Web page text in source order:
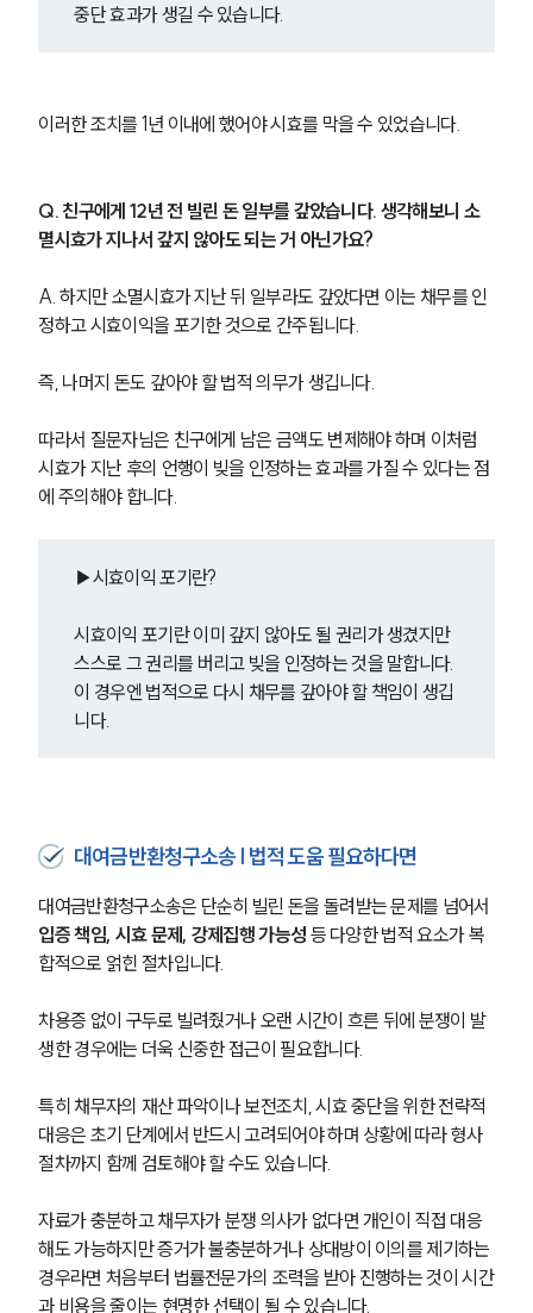
중단 효과가 생길 수 있습니다.
이러한 조치를 1년 이내에 했어야 시효를 막을 수 있었습니다.
Q. 친구에게 12년 전 빌린 돈 일부를 갚았습니다. 생각해보니 소
멸시효가 지나서 갚지 않아도 되는 거 아닌가요?
A. 하지만 소멸시효가 지난 뒤 일부라도 갚았다면 이는 채무를 인
정하고 시효이익을 포기한 것으로 간주됩니다.
즉, 나머지 돈도 갚아야 할 법적 의무가 생깁니다.
따라서 질문자님은 친구에게 남은 금액도 변제해야 하며 이처럼
시효가 지난 후의 언행이 빚을 인정하는 효과를 가질 수 있다는 점
에 주의해야 합니다.
▶시효이익 포기란?
시효이익 포기란 이미 갚지 않아도 될 권리가 생겼지만
스스로 그 권리를 버리고 빚을 인정하는 것을 말합니다.
이 경우엔 법적으로 다시 채무를 갚아야 할 책임이 생깁
니다.
대여금반환청구소송 | 법적 도움 필요하다면
대여금반환청구소송은 단순히 빌린 돈을 돌려받는 문제를 넘어서
입증 책임, 시효 문제, 강제집행 가능성 등 다양한 법적 요소가 복
합적으로 얽힌 절차입니다.
차용증 없이 구두로 빌려줬거나 오랜 시간이 흐른 뒤에 분쟁이 발
생한 경우에는 더욱 신중한 접근이 필요합니다.
특히 채무자의 재산 파악이나 보전조치, 시효 중단을 위한 전략적
대응은 초기 단계에서 반드시 고려되어야 하며 상황에 따라 형사
절차까지 함께 검토해야 할 수도 있습니다.
자료가 충분하고 채무자가 분쟁 의사가 없다면 개인이 직접 대응
해도 가능하지만 증거가 불충분하거나 상대방이 이의를 제기하는
경우라면 처음부터 법률전문가의 조력을 받아 진행하는 것이 시간
과 비용을 줄이는 현명한 선택이 될 수 있습니다.